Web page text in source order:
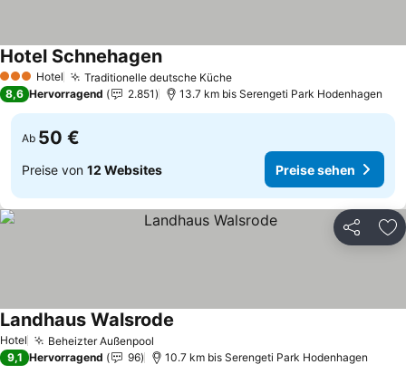
3 SterneHotel Traditionelle deutsche KüchePreise sehen
Hotel SchnehagenPreise sehen
8,6 Hervorragend 2.851 13.7 km bis Serengeti Park Hodenhagen
Ab 50 €
Preise von 12 Websites Preise sehen
Teilen
Hotel Beheizter Außenpool
Landhaus Walsrode
9,1 Hervorragend 96 10.7 km bis Serengeti Park Hodenhagen